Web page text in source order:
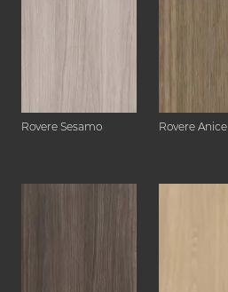
Rovere Sesamo Rovere Anice